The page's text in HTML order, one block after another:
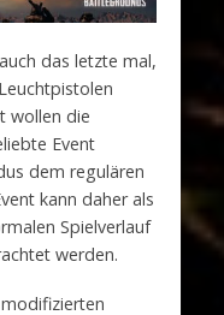
das letzte mal,
wollen die
Event
dem regulären
kann daher als
Spielverlauf
werden.